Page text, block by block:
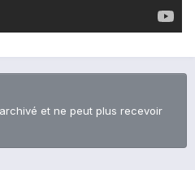
et ne peut plus recevoir